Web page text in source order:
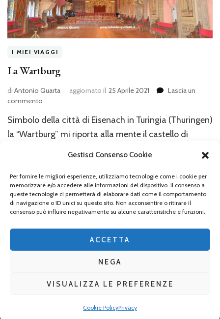
Gestisci Consenso Cookie
Per fornire le migliori esperienze, utilizziamo tecnologie come i cookie per
memorizzare e/o accedere alle informazioni del dispositivo. Il consenso a
queste tecnologie ci permetterà di elaborare dati come il comportamento
di navigazione o ID unici su questo sito. Non acconsentire o ritirare il
consenso può influire negativamente su alcune caratteristiche e funzioni.
ACCETTA
NEGA
VISUALIZZA LE PREFERENZE
Cookie PolicyPrivacy
I MIEI VIAGGI
La Wartburg
di Antonio Quarta aggiornato il 25 Aprile 2021
Lascia un
commento
Wartburg
Simbolo della città di Eisenach in Turingia (Thuringen)
la “Wartburg” mi riporta alla mente il castello di
Neuschwanstein e al viaggio che compì il suo
“Schloss” di epoca medievale inserito quale
patrimonio dell’Umanità dall’Unesco nel dicembre
1999 domina dalla sommità di un colle l’intera città, è
Blossom Themes. Powered by